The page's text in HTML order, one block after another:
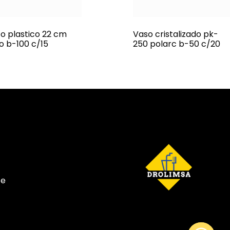
plastico 22 cm
b-100 c/15
Vaso cristalizado pk-
250 polarc b-50 c/20